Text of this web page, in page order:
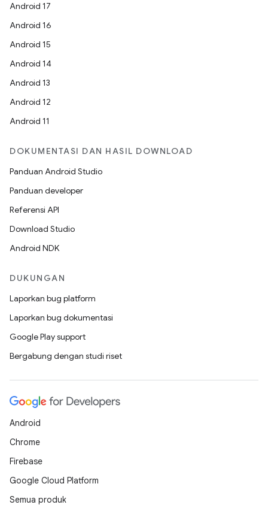
Android 17
Android 16
Android 15
Android 14
Android 13
Android 12
Android 11
DOKUMENTASI DAN HASIL DOWNLOAD
Panduan Android Studio
Panduan developer
Referensi API
Download Studio
Android NDK
DUKUNGAN
Laporkan bug platform
Laporkan bug dokumentasi
Google Play support
Bergabung dengan studi riset
Android
Chrome
Firebase
Google Cloud Platform
Semua produk